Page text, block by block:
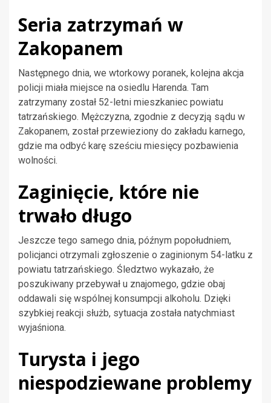
Seria zatrzymań w
Zakopanem
Następnego dnia, we wtorkowy poranek, kolejna akcja
policji miała miejsce na osiedlu Harenda. Tam
zatrzymany został 52-letni mieszkaniec powiatu
tatrzańskiego. Mężczyzna, zgodnie z decyzją sądu w
Zakopanem, został przewieziony do zakładu karnego,
gdzie ma odbyć karę sześciu miesięcy pozbawienia
wolności.
Zaginięcie, które nie
trwało długo
Jeszcze tego samego dnia, późnym popołudniem,
policjanci otrzymali zgłoszenie o zaginionym 54-latku z
powiatu tatrzańskiego. Śledztwo wykazało, że
poszukiwany przebywał u znajomego, gdzie obaj
oddawali się wspólnej konsumpcji alkoholu. Dzięki
szybkiej reakcji służb, sytuacja została natychmiast
wyjaśniona.
Turysta i jego
niespodziewane problemy